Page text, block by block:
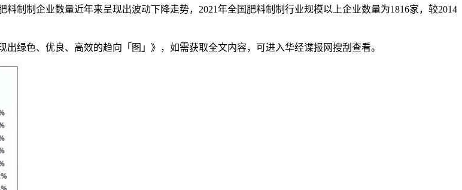
制企业数量近年来呈现出波动下降走势，2021年全国肥料制制行业规模以上企业数量为1816家，较2014
色、优良、高效的趋向「图」》，如需获取全文内容，可进入华经谍报网搜刮查看。